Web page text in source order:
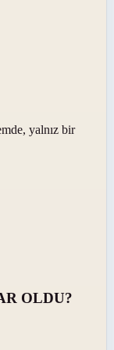
yalnız bir
OLDU?